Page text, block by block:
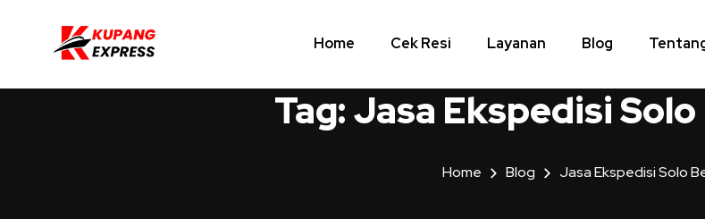
Home Cek Resi Layanan Blog
Tag:Jasa Ekspedisi
Home Blog Jasa Ekspedisi Solo